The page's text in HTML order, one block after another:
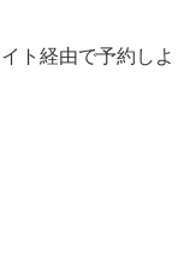
ト経由で予約しよ